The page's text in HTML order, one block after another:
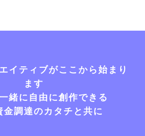
イティブがここから始まり
ます
緒に自由に創作できる
金調達のカタチと共に